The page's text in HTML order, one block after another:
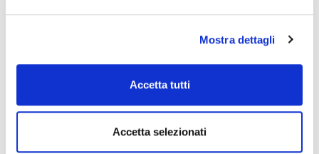
Mostra dettagli
Accetta tutti
Accetta selezionati
MAPEX MAPEX